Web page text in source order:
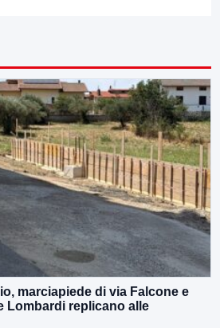
marciapiede di via Falcone e
Lombardi replicano alle